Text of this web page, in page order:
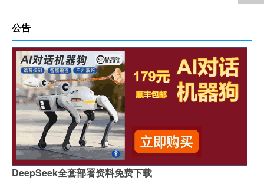
公告
DeepSeek全套部署资料免费下载